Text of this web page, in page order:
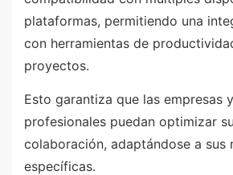
plataformas, permitiendo una
con herramientas de
proyectos.
Esto garantiza que las empresas
profesionales puedan optimizar
colaboración, adaptándose a sus
específicas.